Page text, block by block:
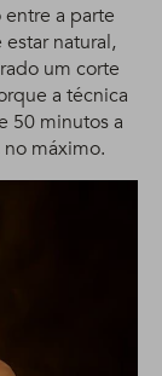
a parte
natural,
um corte
a técnica
50 minutos a
máximo.